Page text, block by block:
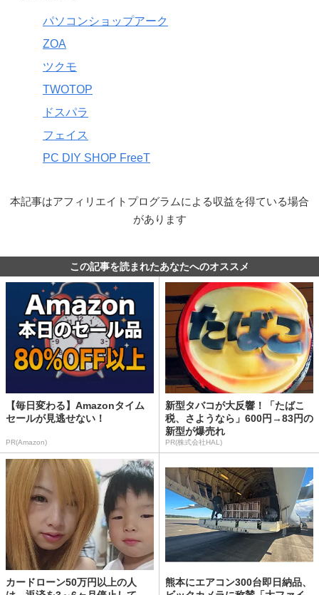
パソコンショップアーク
ZOA
ツクモ
TWOTOP
ドスパラ
フェイス
PC DIY SHOP FreeT
本記事はアフィリエイトプログラムによる収益を得ている場合
があります
この記事を読まれたあなたへのオススメ
【毎日変わる】Amazonタイム
セールが見逃せない！
PR(Amazon)
新型タバコが大反響！「たばこ
税、さようなら」600円→83円の
新型が爆売れ
PR(株式会社HAL)
カードローン50万円以上の人
熊本にエアコン300台即日納品、